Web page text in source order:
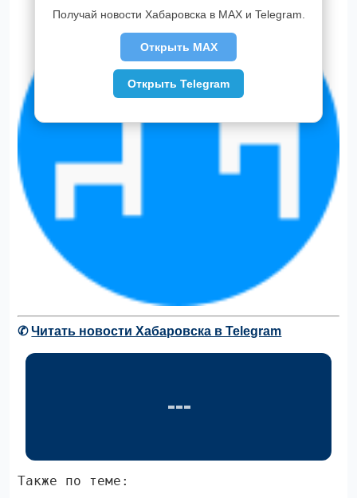
✆Читать новости Хабаровска в Telegram
Также по теме:
Получай новости Хабаровска в MAX и Telegram.
Открыть MAX
Открыть Telegram